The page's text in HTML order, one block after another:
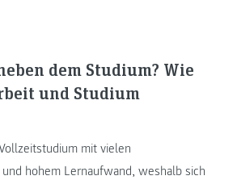
dem Studium? Wie
und Studium
mit vielen
hohem Lernaufwand, weshalb sich